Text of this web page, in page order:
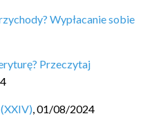
Wypłacanie sobie
Przeczytaj
,01/08/2024